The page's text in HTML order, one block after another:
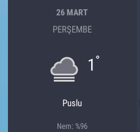
26 MART
PERŞEMBE
1 °
Puslu
Nem: %96